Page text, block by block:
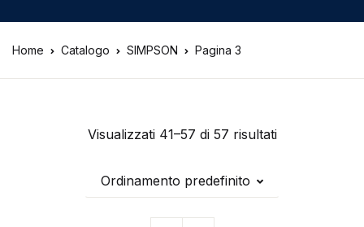
Home Catalogo SIMPSON Pagina 3
Visualizzati 41–57 di 57 risultati
Ordinamento predefinito